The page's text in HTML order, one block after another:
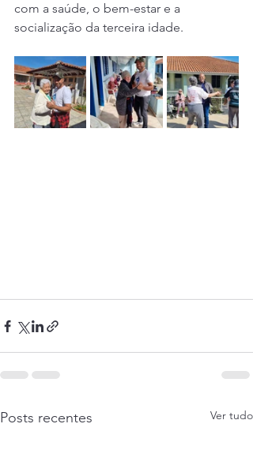
com a saúde, o bem-estar e a
socialização da terceira idade.
Posts recentes Ver tudo